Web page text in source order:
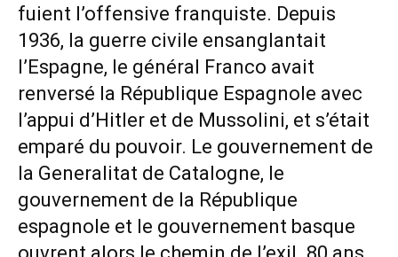
fuient l’offensive franquiste. Depuis
1936, la guerre civile ensanglantait
l’Espagne, le général Franco avait
renversé la République Espagnole avec
l’appui d’Hitler et de Mussolini, et s’était
emparé du pouvoir. Le gouvernement de
la Generalitat de Catalogne, le
gouvernement de la République
espagnole et le gouvernement basque